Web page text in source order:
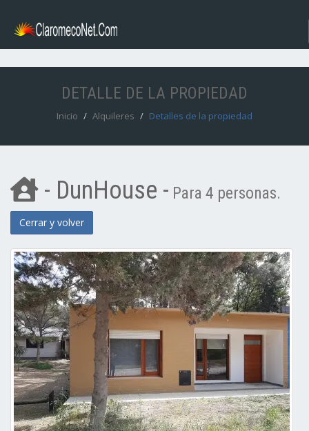
DETALLE DE LA PROPIEDAD
Inicio Alquileres Detalles de la propiedad
- DunHouse - Para 4 personas.
Cerrar y volver